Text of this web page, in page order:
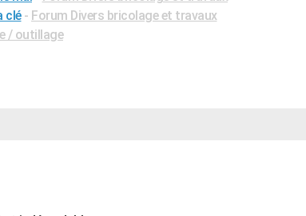
clé - Forum Divers bricolage et travaux
/ outillage